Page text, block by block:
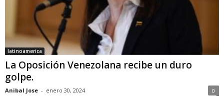
latinoamerica
La Oposición Venezolana recibe un duro
golpe.
Anibal Jose - enero 30, 2024 0